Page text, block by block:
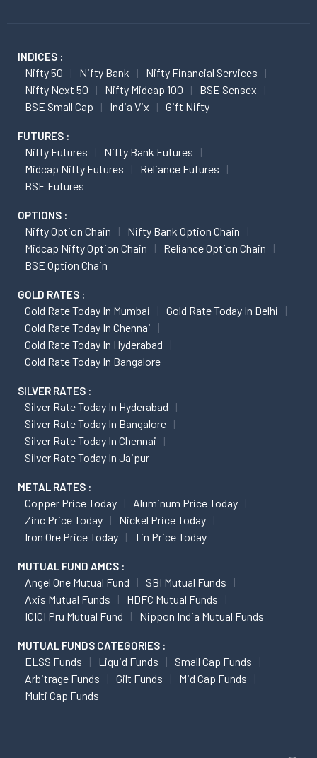
INDICES :
Nifty 50 Nifty Bank
Nifty Financial Services
Nifty Next 50
Nifty Midcap 100
BSE Sensex
BSE Small Cap
India Vix Gift Nifty
FUTURES :
Nifty Futures
Nifty Bank Futures
Midcap Nifty Futures
Reliance Futures
BSE Futures
OPTIONS :
Nifty Option Chain
Nifty Bank Option Chain
Midcap Nifty Option Chain
Reliance Option Chain
BSE Option Chain
GOLD RATES :
Gold Rate Today In Mumbai
Gold Rate Today In Delhi
Gold Rate Today In Chennai
Gold Rate Today In Hyderabad
Gold Rate Today In Bangalore
SILVER RATES :
Silver Rate Today In Hyderabad
Silver Rate Today In Bangalore
Silver Rate Today In Chennai
Silver Rate Today In Jaipur
METAL RATES :
Copper Price Today
Aluminum Price Today
Zinc Price Today
Nickel Price Today
Iron Ore Price Today
Tin Price Today
MUTUAL FUND AMCS :
Angel One Mutual Fund
SBI Mutual Funds
Axis Mutual Funds
HDFC Mutual Funds
ICICI Pru Mutual Fund
Nippon India Mutual Funds
MUTUAL FUNDS CATEGORIES :
ELSS Funds Liquid Funds
Small Cap Funds
Arbitrage Funds
Gilt Funds
Mid Cap Funds
Multi Cap Funds